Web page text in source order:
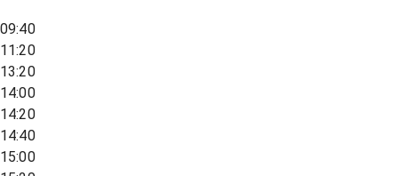
09:40
11:20
13:20
14:00
14:20
14:40
15:00